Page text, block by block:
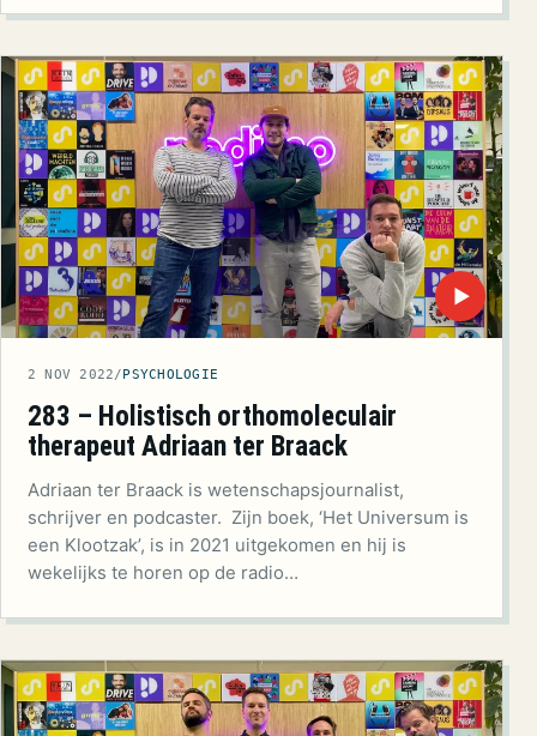
▶
2 NOV 2022/ PSYCHOLOGIE
283 – Holistisch orthomoleculair
therapeut Adriaan ter Braack
Adriaan ter Braack is wetenschapsjournalist,
schrijver en podcaster. Zijn boek, ‘Het Universum is
een Klootzak’, is in 2021 uitgekomen en hij is
wekelijks te horen op de radio…